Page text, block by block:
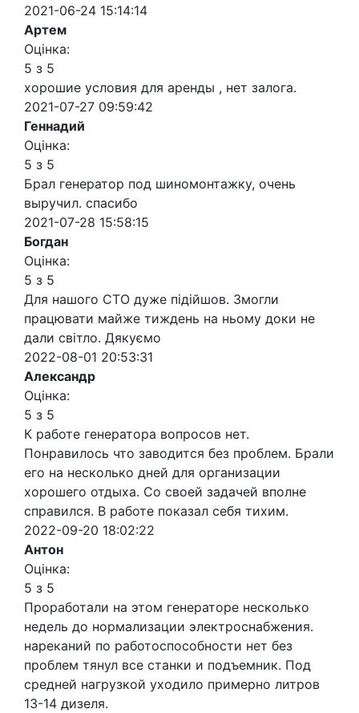
2021-06-24 15:14:14
Артем
Оцінка:
5 з 5
хорошие условия для аренды , нет залога.
2021-07-27 09:59:42
Геннадий
Оцінка:
5 з 5
Брал генератор под шиномонтажку, очень
выручил. спасибо
2021-07-28 15:58:15
Богдан
Оцінка:
5 з 5
Для нашого СТО дуже підійшов. Змогли
працювати майже тиждень на ньому доки не
дали світло. Дякуємо
2022-08-01 20:53:31
Александр
Оцінка:
5 з 5
К работе генератора вопросов нет.
Понравилось что заводится без проблем. Брали
его на несколько дней для организации
хорошего отдыха. Со своей задачей вполне
справился. В работе показал себя тихим.
2022-09-20 18:02:22
Антон
Оцінка:
5 з 5
Проработали на этом генераторе несколько
недель до нормализации электроснабжения.
нареканий по работоспособности нет без
проблем тянул все станки и подъемник. Под
средней нагрузкой уходило примерно литров
13-14 дизеля.